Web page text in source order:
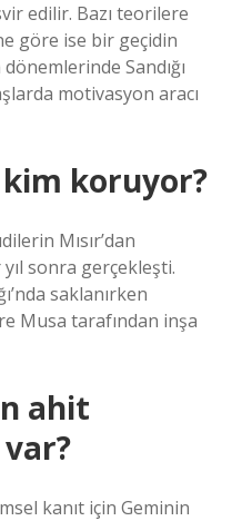
edilir. Bazı teorilere
göre ise bir geçidin
Sandığı
motivasyon aracı
kim koruyor?
Mısır’dan
yıl sonra gerçekleşti.
saklanırken
Musa tarafından inşa
ahit
var?
kanıt için Geminin